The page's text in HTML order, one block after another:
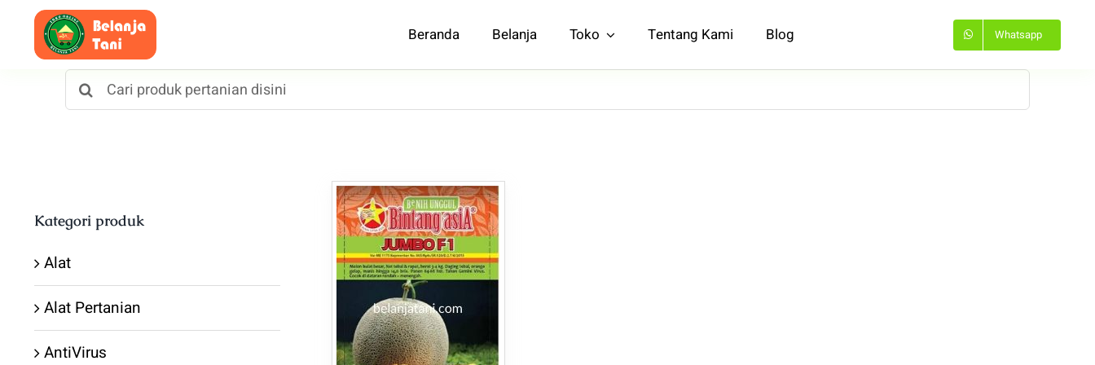
Beranda Belanja Toko Tentang Kami Blog Whatsapp
Search
for:
Kategori produk
Alat
Alat Pertanian
AntiVirus